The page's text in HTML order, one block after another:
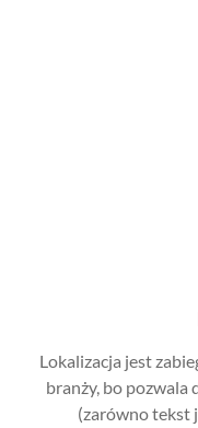
Lokalizacja jest
branży, bo
(zarówno tekst